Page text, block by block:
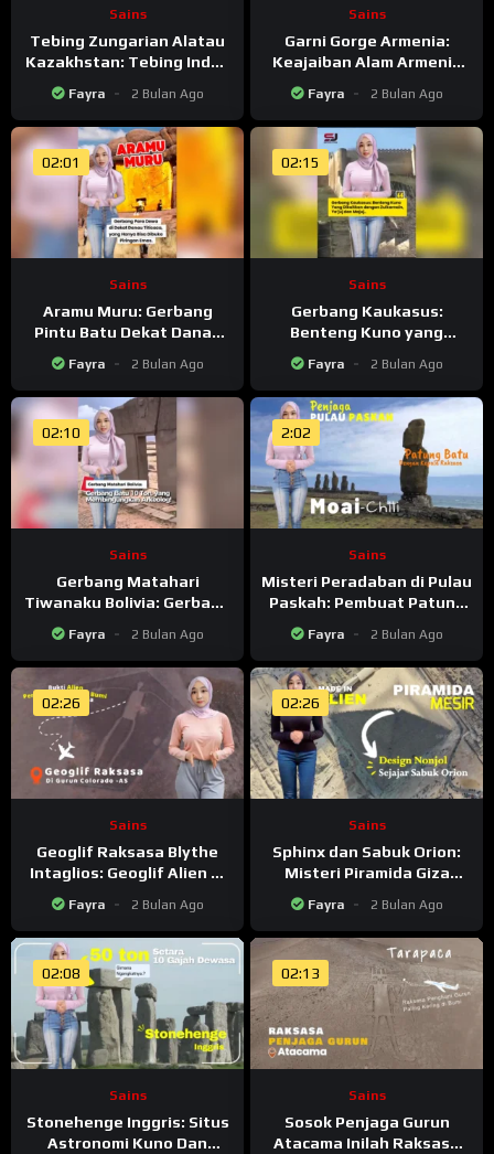
Sains
Tebing Zungarian Alatau
Kazakhstan: Tebing Indah
Kazakhstan-China
Fayra 2 Bulan Ago
Sains
Garni Gorge Armenia:
Keajaiban Alam Armenia
yang Mirip Gerbang
Peradaban Kuno
Fayra 2 Bulan Ago
02:01
Sains
Aramu Muru: Gerbang
Pintu Batu Dekat Danau
Titicaca Yang Hanya Bisa
Dibuka Piringan Emas
Fayra 2 Bulan Ago
02:15
Sains
Gerbang Kaukasus:
Benteng Kuno yang
Dikaitkan dengan
Zulkarnain Ya’juj dan Majuj
Fayra 2 Bulan Ago
02:10
Sains
Gerbang Matahari
Tiwanaku Bolivia: Gerbang
Dimensi Lain Yang Bikin
Bingung Arkeolog
Fayra 2 Bulan Ago
2:02
Sains
Misteri Peradaban di Pulau
Paskah: Pembuat Patung
Batu Raksasa Moai Yang
Menghilang Misterius
Fayra 2 Bulan Ago
02:26
Sains
Geoglif Raksasa Blythe
Intaglios: Geoglif Alien di
Gurun Colorado Yang
Hanya Terlihat Dari Langit
Fayra 2 Bulan Ago
02:26
Sains
Sphinx dan Sabuk Orion:
Misteri Piramida Giza
Mesir, Arsitek Kuno Yang
Tak Terpecahkan
Fayra 2 Bulan Ago
02:08
Sains
Stonehenge Inggris: Situs
Astronomi Kuno Dan
02:13
Sains
Sosok Penjaga Gurun
Atacama Inilah Raksasa